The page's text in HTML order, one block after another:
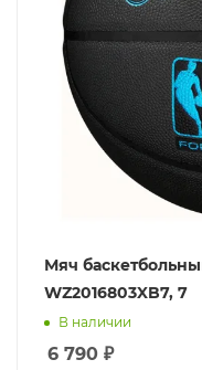
Мяч
WZ2016803XB7, 7
В наличии
6 790 ₽